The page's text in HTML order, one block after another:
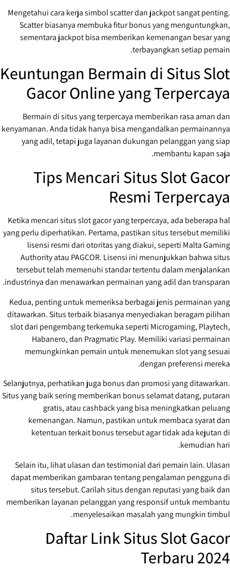
Mengetahui cara kerja simbol scatter dan jackpot sangat penting.
Scatter biasanya membuka fitur bonus yang menguntungkan,
sementara jackpot bisa memberikan kemenangan besar yang
terbayangkan setiap pemain.
Keuntungan Bermain di Situs Slot
Gacor Online yang Terpercaya
Bermain di situs yang terpercaya memberikan rasa aman dan
kenyamanan. Anda tidak hanya bisa mengandalkan permainannya
yang adil, tetapi juga layanan dukungan pelanggan yang siap
membantu kapan saja.
Tips Mencari Situs Slot Gacor
Resmi Terpercaya
Ketika mencari situs slot gacor yang terpercaya, ada beberapa hal
yang perlu diperhatikan. Pertama, pastikan situs tersebut memiliki
lisensi resmi dari otoritas yang diakui, seperti Malta Gaming
Authority atau PAGCOR. Lisensi ini menunjukkan bahwa situs
tersebut telah memenuhi standar tertentu dalam menjalankan
industrinya dan menawarkan permainan yang adil dan transparan.
Kedua, penting untuk memeriksa berbagai jenis permainan yang
ditawarkan. Situs terbaik biasanya menyediakan beragam pilihan
slot dari pengembang terkemuka seperti Microgaming, Playtech,
Habanero, dan Pragmatic Play. Memiliki variasi permainan
memungkinkan pemain untuk menemukan slot yang sesuai
dengan preferensi mereka.
Selanjutnya, perhatikan juga bonus dan promosi yang ditawarkan.
Situs yang baik sering memberikan bonus selamat datang, putaran
gratis, atau cashback yang bisa meningkatkan peluang
kemenangan. Namun, pastikan untuk membaca syarat dan
ketentuan terkait bonus tersebut agar tidak ada kejutan di
kemudian hari.
Selain itu, lihat ulasan dan testimonial dari pemain lain. Ulasan
dapat memberikan gambaran tentang pengalaman pengguna di
situs tersebut. Carilah situs dengan reputasi yang baik dan
memberikan layanan pelanggan yang responsif untuk membantu
menyelesaikan masalah yang mungkin timbul.
Daftar Link Situs Slot Gacor
Terbaru 2024